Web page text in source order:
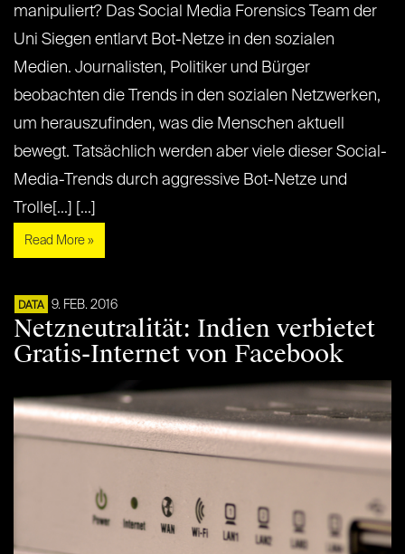
manipuliert? Das Social Media Forensics Team der
Uni Siegen entlarvt Bot-Netze in den sozialen
Medien. Journalisten, Politiker und Bürger
beobachten die Trends in den sozialen Netzwerken,
um herauszufinden, was die Menschen aktuell
bewegt. Tatsächlich werden aber viele dieser Social-
Media-Trends durch aggressive Bot-Netze und
Trolle[...] [...]
Read More »
DATA 9. FEB. 2016
Netzneutralität: Indien verbietet
Gratis-Internet von Facebook